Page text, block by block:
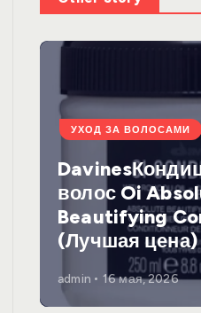
УХОД ЗА ВОЛОСАМИ
волос Oi
Beautifying
(Лучшая цена)
admin 16 мая, 2026